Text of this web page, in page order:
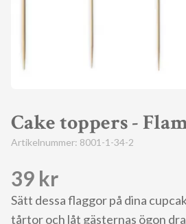
Cake toppers -
Artikelnummer: 8001-1-34-2
39 kr
Sätt dessa flaggor på dina
tårtor och låt gästernas ögon